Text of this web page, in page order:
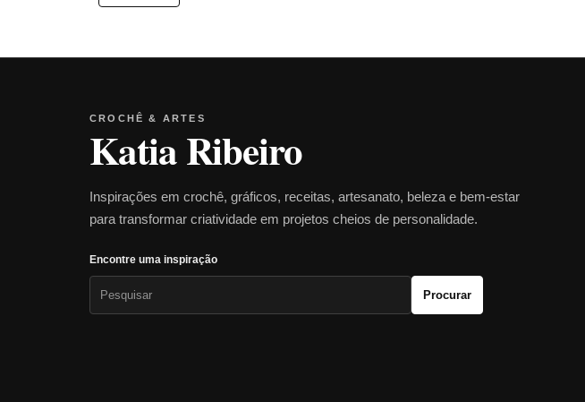
CROCHÊ & ARTES
Katia Ribeiro
Inspirações em crochê, gráficos, receitas, artesanato, beleza e bem-estar
para transformar criatividade em projetos cheios de personalidade.
Encontre uma inspiração
Procurar